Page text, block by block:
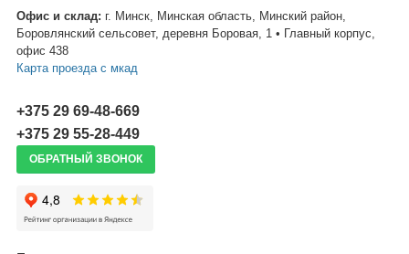
Офис и склад: г. Минск, Минская область, Минский район,
Боровлянский сельсовет, деревня Боровая, 1 • Главный корпус,
офис 438
Карта проезда c мкад
+375 29 69-48-669
+375 29 55-28-449
ОБРАТНЫЙ ЗВОНОК